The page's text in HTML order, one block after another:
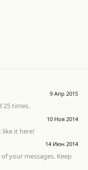
9 Апр 2015
25 times.
10 Ноя 2014
like it here!
14 Июн 2014
your messages. Keep